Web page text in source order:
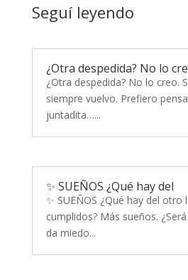
Seguí leyendo
¿Otra despedida? No lo
¿Otra despedida? No lo creo.
siempre vuelvo. Prefiero
juntadita…...
✨ SUEÑOS ¿Qué hay del
✨ SUEÑOS ¿Qué hay del
cumplidos? Más sueños.
da miedo...